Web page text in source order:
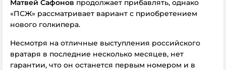
Матвей Сафонов продолжает прибавлять, однако
«ПСЖ» рассматривает вариант с приобретением
нового голкипера.
Несмотря на отличные выступления российского
вратаря в последние несколько месяцев, нет
гарантии, что он останется первым номером и в